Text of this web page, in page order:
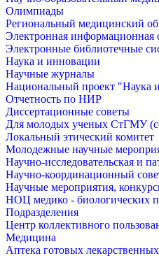
Олимпиады
Региональный медицинский
Электронная информационная
Электронные библиотечные
Наука и инновации
Научные журналы
Национальный проект "Наука
Отчетность по НИР
Диссертационные советы
Для молодых ученых СтГМУ
Локальный этический комитет
Молодежные научные
Научно-исследовательская и
Научно-координационный
Научные мероприятия,
НОЦ медико - биологических
Подразделения
Центр коллективного
Медицина
Аптека готовых